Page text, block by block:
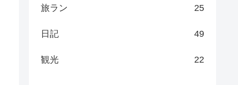
旅ラン 25
日記 49
観光 22